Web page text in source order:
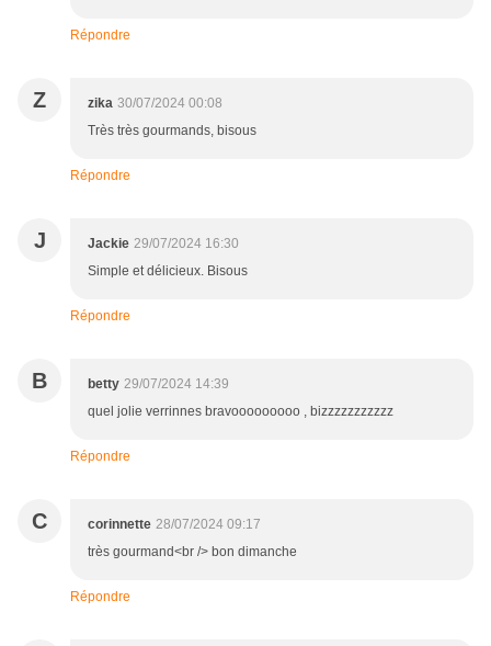
Répondre
Z zika 30/07/2024 00:08
Très très gourmands, bisous
Répondre
J Jackie 29/07/2024 16:30
Simple et délicieux. Bisous
Répondre
B betty 29/07/2024 14:39
quel jolie verrinnes bravooooooooo , bizzzzzzzzzzz
Répondre
C corinnette 28/07/2024 09:17
très gourmand<br /> bon dimanche
Répondre